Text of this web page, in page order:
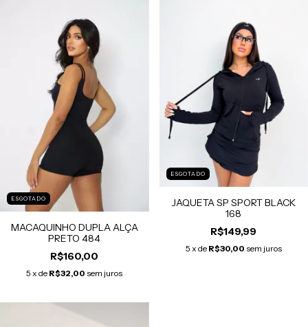
ESGOTADO
MACAQUINHO DUPLA ALÇA
PRETO 484
R$160,00
5 x de R$32,00 sem juros
ESGOTADO
JAQUETA SP SPORT BLACK
168
R$149,99
5 x de R$30,00 sem juros